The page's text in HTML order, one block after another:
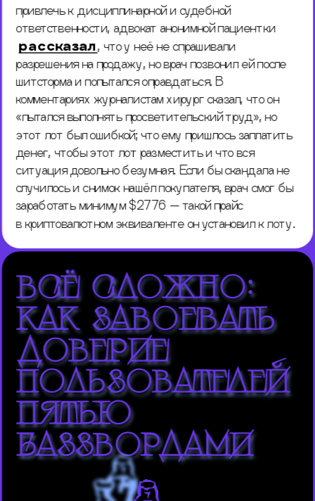
привлечь к дисциплинарной и судебной
ответственности, адвокат анонимной пациентки
рассказал, что у неё не спрашивали
разрешения на продажу, но врач позвонил ей после
шитсторма и попытался оправдаться. В
комментариях журналистам хирург сказал, что он
«пытался выполнять просветительский труд», но
этот лот был ошибкой; что ему пришлось заплатить
денег, чтобы этот лот разместить и что вся
ситуация довольно безумная. Если бы скандала не
случилось и снимок нашёл покупателя, врач смог бы
заработать минимум $2776 — такой прайс
в криптовалютном эквиваленте он установил к лоту.
всё сложно:
как завоевать
доверие
пользователей
пятью
баззвордами